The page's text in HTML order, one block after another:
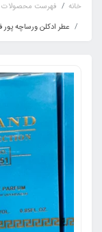
خانه
فهرست محصولات
عطر ادکلن ورساچه پور